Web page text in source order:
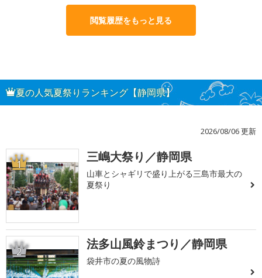
閲覧履歴をもっと見る
夏の人気夏祭りランキング【静岡県】
2026/08/06 更新
1 三嶋大祭り／静岡県
山車とシャギリで盛り上がる三島市最大の
夏祭り
2 法多山風鈴まつり／静岡県
袋井市の夏の風物詩